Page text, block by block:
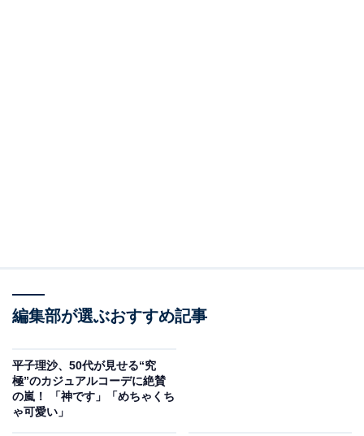
編集部が選ぶおすすめ記事
平子理沙、50代が見せる“究
極”のカジュアルコーデに絶賛
の嵐！ 「神です」「めちゃくち
ゃ可愛い」